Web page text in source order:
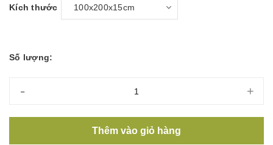
Kích thước
Số lượng:
- +
Thêm vào giỏ hàng